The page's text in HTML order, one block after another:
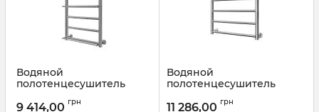
Водяной
полотенцесушитель
770х530/500 белый мат
9 414,00 грн
Водяной
полотенцесушитель
570х530/500 бронза
11 286,00 грн